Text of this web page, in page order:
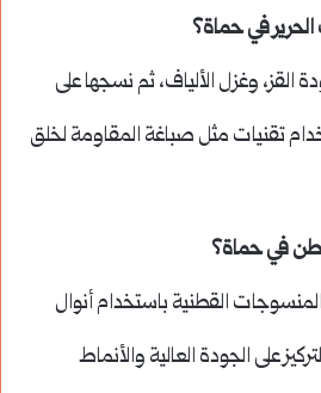
في حماة؟
وغزل الألياف، ثم نسجها على
تقنيات مثل صباغة المقاومة لخلق
في حماة؟
القطنية باستخدام أنوال
على الجودة العالية والأنماط